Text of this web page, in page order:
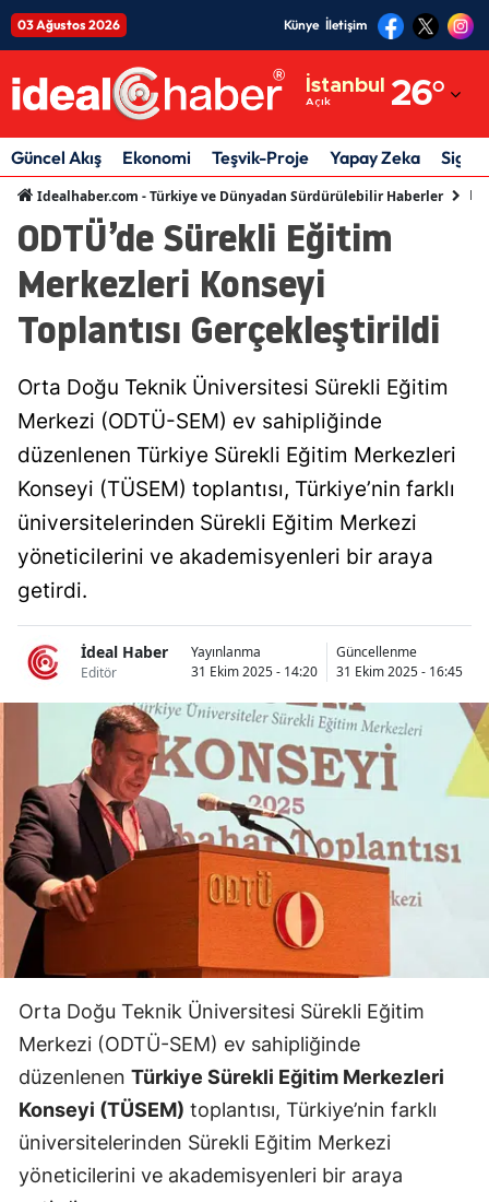
03 Ağustos 2026 Künye İletişim
İstanbul
Açık 26°
Adıyaman
Afyonkarahisar
Ağrı
Amasya
Antalya
Artvin
Aydın
Balıkesir
Bilecik
Bingöl
Bolu
Bursa
Çanakkale
Çankırı
Çorum
Edirne
Elazığ
Erzurum
Eskişehir
Güncel Akış Ekonomi Teşvik-Proje Yapay Zeka
Idealhaber.com - Türkiye ve Dünyadan Sürdürülebilir Haberler
ODTÜ’de Sürekli Eğitim
Merkezleri Konseyi
Toplantısı Gerçekleştirildi
Orta Doğu Teknik Üniversitesi Sürekli Eğitim
Merkezi (ODTÜ-SEM) ev sahipliğinde
düzenlenen Türkiye Sürekli Eğitim Merkezleri
Konseyi (TÜSEM) toplantısı, Türkiye’nin farklı
üniversitelerinden Sürekli Eğitim Merkezi
yöneticilerini ve akademisyenleri bir araya
getirdi.
İdeal Haber
Editör
Yayınlanma
31 Ekim 2025 - 14:20
Güncellenme
31 Ekim 2025 - 16:45
Orta Doğu Teknik Üniversitesi Sürekli Eğitim
Merkezi (ODTÜ-SEM) ev sahipliğinde
düzenlenen Türkiye Sürekli Eğitim Merkezleri
Konseyi (TÜSEM) toplantısı, Türkiye’nin farklı
üniversitelerinden Sürekli Eğitim Merkezi
yöneticilerini ve akademisyenleri bir araya